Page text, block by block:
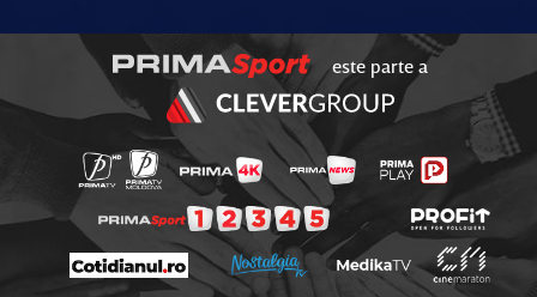
este parte a